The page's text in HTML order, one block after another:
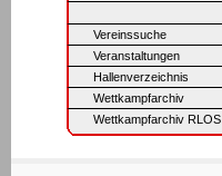
Vereinssuche
Veranstaltungen
Hallenverzeichnis
Wettkampfarchiv
Wettkampfarchiv RLOS